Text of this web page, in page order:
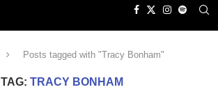
Posts tagged with "Tracy Bonham"
TAG: TRACY BONHAM